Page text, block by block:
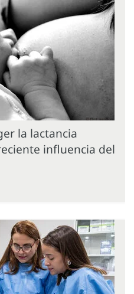
la lactancia
influencia del